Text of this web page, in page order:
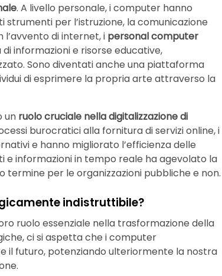
. A livello personale, i computer hanno
per l’istruzione, la comunicazione
l’avvento di internet, i personal computer
informazioni e risorse educative,
Sono diventati anche una piattaforma
di esprimere la propria arte attraverso la
un ruolo cruciale nella digitalizzazione di
burocratici alla fornitura di servizi online, i
e hanno migliorato l’efficienza delle
e informazioni in tempo reale ha agevolato la
termine per le organizzazioni pubbliche e non.
indistruttibile?
ruolo essenziale nella trasformazione della
ci si aspetta che i computer
il futuro, potenziando ulteriormente la nostra